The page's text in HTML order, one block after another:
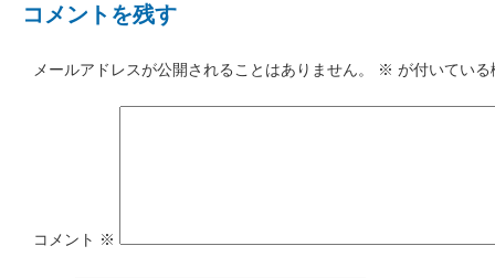
コメントを残す
メールアドレスが公開されることはありません。 ※ が付いてい
コメント ※